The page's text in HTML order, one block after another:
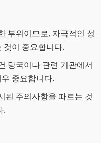
부위이므로, 자극적인 성
것이 중요합니다.
당국이나 관련 기관에서
중요합니다.
된 주의사항을 따르는 것
.